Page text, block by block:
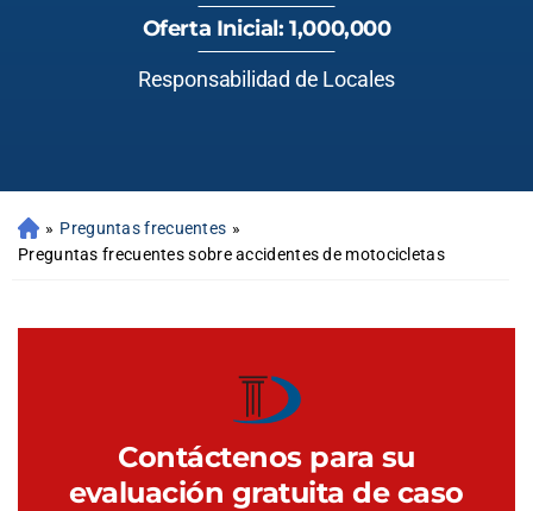
Oferta Inicial: 1,000,000
Responsabilidad de Locales
» Preguntas frecuentes »
Preguntas frecuentes sobre accidentes de motocicletas
Contáctenos para su
evaluación gratuita de caso